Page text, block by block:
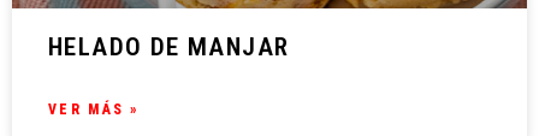
HELADO DE MANJAR
VER MÁS »